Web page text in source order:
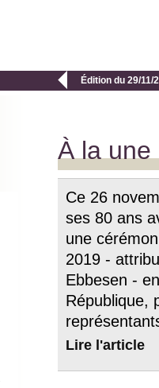
 Édition du 29/11/
À la une
Ce 26
ses 80 ans
une
2019 -
Ebbesen -
République,
Lire l'article